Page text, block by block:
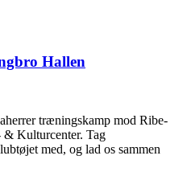
Hallen
træningskamp mod Ribe-
Kulturcenter. Tag
med, og lad os sammen